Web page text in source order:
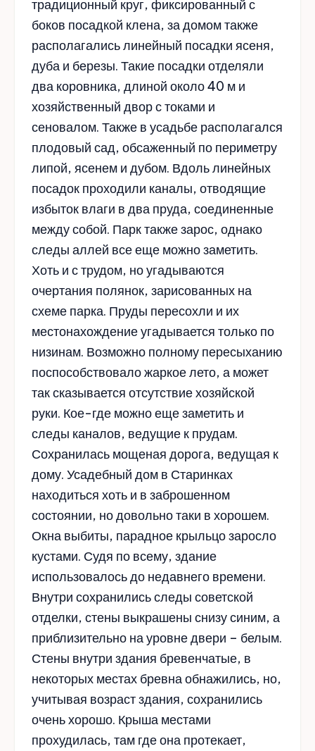
традиционный круг, фиксированный с
боков посадкой клена, за домом также
располагались линейный посадки ясеня,
дуба и березы. Такие посадки отделяли
два коровника, длиной около 40 м и
хозяйственный двор с токами и
сеновалом. Также в усадьбе располагался
плодовый сад, обсаженный по периметру
липой, ясенем и дубом. Вдоль линейных
посадок проходили каналы, отводящие
избыток влаги в два пруда, соединенные
между собой. Парк также зарос, однако
следы аллей все еще можно заметить.
Хоть и с трудом, но угадываются
очертания полянок, зарисованных на
схеме парка. Пруды пересохли и их
местонахождение угадывается только по
низинам. Возможно полному пересыханию
поспособствовало жаркое лето, а может
так сказывается отсутствие хозяйской
руки. Кое-где можно еще заметить и
следы каналов, ведущие к прудам.
Сохранилась мощеная дорога, ведущая к
дому. Усадебный дом в Старинках
находиться хоть и в заброшенном
состоянии, но довольно таки в хорошем.
Окна выбиты, парадное крыльцо заросло
кустами. Судя по всему, здание
использовалось до недавнего времени.
Внутри сохранились следы советской
отделки, стены выкрашены снизу синим, а
приблизительно на уровне двери – белым.
Стены внутри здания бревенчатые, в
некоторых местах бревна обнажились, но,
учитывая возраст здания, сохранились
очень хорошо. Крыша местами
прохудилась, там где она протекает,